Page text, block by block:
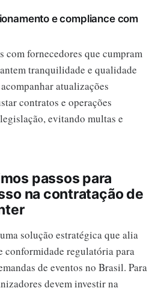
e compliance com
com fornecedores que cumpram
tranquilidade e qualidade
atualizações
contratos e operações
evitando multas e
passos para
na contratação de
solução estratégica que alia
conformidade regulatória para
de eventos no Brasil. Para
devem investir na